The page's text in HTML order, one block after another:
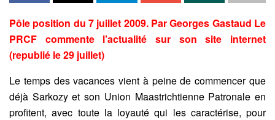
Pôle position du 7 juillet 2009. Par Georges Gastaud Le
PRCF commente l’actualité sur son site internet
(republié le 29 juillet)
Le temps des vacances vient à peine de commencer que
déjà Sarkozy et son Union Maastrichtienne Patronale en
profitent, avec toute la loyauté qui les caractérise, pour